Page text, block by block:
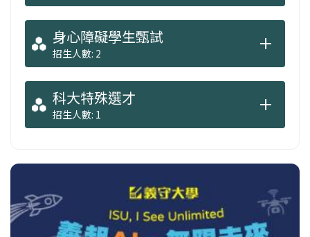
身心障礙學生甄試
招生人數: 2
科大特殊選才
招生人數: 1